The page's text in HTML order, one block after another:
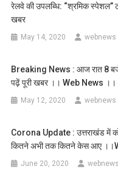
रेलवे की उपलब्धि: “श्रमिक स्पेशल”
खबर
May 14, 2020 webnews
Breaking News : आज रात 8 बजे
पढ़ें पूरी खबर ।। Web News ।।
May 12, 2020 webnews
Corona Update : उत्तराखंड में
कितने अभी तक कितने केस आए
June 20, 2020 webnews